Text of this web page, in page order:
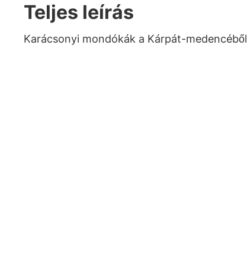
Teljes leírás
Karácsonyi mondókák a Kárpát-medencéből